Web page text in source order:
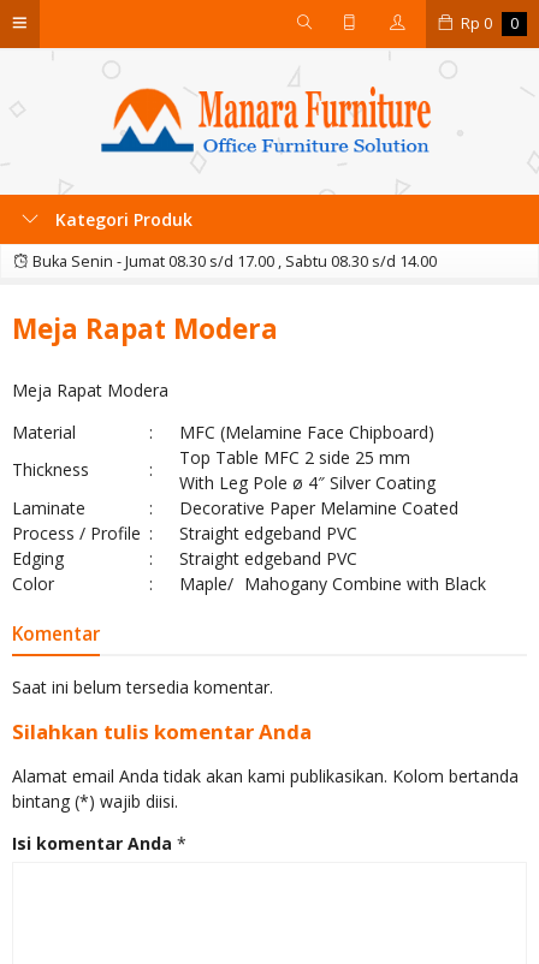
Rp 0 0
Kategori Produk
Buka Senin - Jumat 08.30 s/d 17.00 , Sabtu 08.30 s/d 14.00
Meja Rapat Modera
Meja Rapat Modera
Material
:
MFC (Melamine Face Chipboard)
Thickness
:
Top Table MFC 2 side 25 mm
With Leg Pole ø 4″ Silver Coating
Laminate
:
Decorative Paper Melamine Coated
Process / Profile :
Straight edgeband PVC
Edging
:
Straight edgeband PVC
Color
: Maple/ Mahogany Combine with Black
Komentar
Saat ini belum tersedia komentar.
Silahkan tulis komentar Anda
Alamat email Anda tidak akan kami publikasikan. Kolom bertanda
bintang (*) wajib diisi.
Isi komentar Anda *